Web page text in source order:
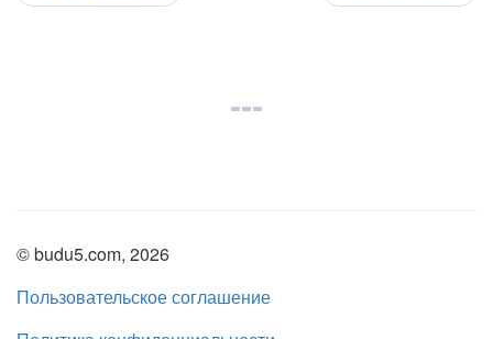
© budu5.com, 2026
Пользовательское соглашение